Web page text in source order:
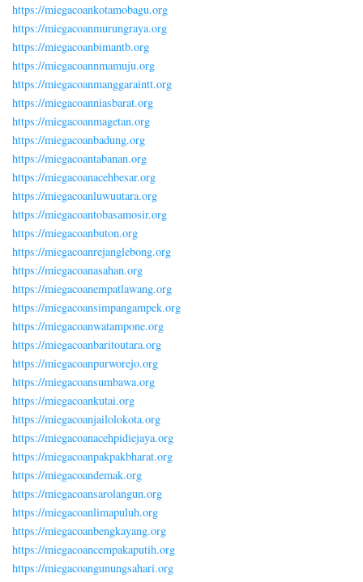
https://miegacoankotamobagu.org
https://miegacoanmurungraya.org
https://miegacoanbimantb.org
https://miegacoannmamuju.org
https://miegacoanmanggaraintt.org
https://miegacoanniasbarat.org
https://miegacoanmagetan.org
https://miegacoanbadung.org
https://miegacoantabanan.org
https://miegacoanacehbesar.org
https://miegacoanluwuutara.org
https://miegacoantobasamosir.org
https://miegacoanbuton.org
https://miegacoanrejanglebong.org
https://miegacoanasahan.org
https://miegacoanempatlawang.org
https://miegacoansimpangampek.org
https://miegacoanwatampone.org
https://miegacoanbaritoutara.org
https://miegacoanpurworejo.org
https://miegacoansumbawa.org
https://miegacoankutai.org
https://miegacoanjailolokota.org
https://miegacoanacehpidiejaya.org
https://miegacoanpakpakbharat.org
https://miegacoandemak.org
https://miegacoansarolangun.org
https://miegacoanlimapuluh.org
https://miegacoanbengkayang.org
https://miegacoancempakaputih.org
https://miegacoangunungsahari.org